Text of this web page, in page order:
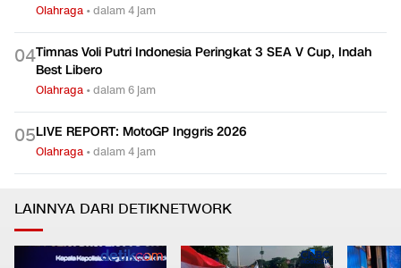
Olahraga •dalam 4 jam
04Timnas Voli Putri Indonesia Peringkat 3 SEA V Cup, Indah
Best Libero
Olahraga •dalam 6 jam
05LIVE REPORT: MotoGP Inggris 2026
Olahraga •dalam 4 jam
LAINNYA DARI DETIKNETWORK